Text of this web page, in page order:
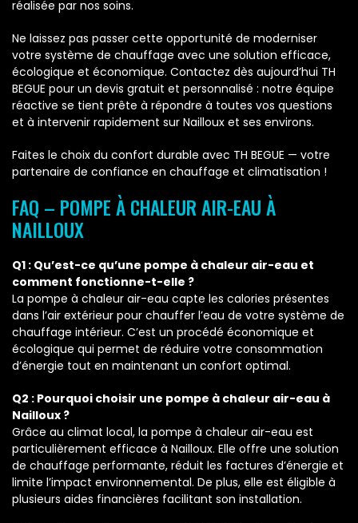
réalisée par nos soins.
Ne laissez pas passer cette opportunité de moderniser
votre système de chauffage avec une solution efficace,
écologique et économique. Contactez dès aujourd’hui TH
BEGUE pour un devis gratuit et personnalisé : notre équipe
réactive se tient prête à répondre à toutes vos questions
et à intervenir rapidement sur Nailloux et ses environs.
Faites le choix du confort durable avec TH BEGUE — votre
partenaire de confiance en chauffage et climatisation !
FAQ – POMPE À CHALEUR AIR-EAU À
NAILLOUX
Q1 : Qu’est-ce qu’une pompe à chaleur air-eau et
comment fonctionne-t-elle ?
La pompe à chaleur air-eau capte les calories présentes
dans l’air extérieur pour chauffer l’eau de votre système de
chauffage intérieur. C’est un procédé économique et
écologique qui permet de réduire votre consommation
d’énergie tout en maintenant un confort optimal.
Q2 : Pourquoi choisir une pompe à chaleur air-eau à
Nailloux ?
Grâce au climat local, la pompe à chaleur air-eau est
particulièrement efficace à Nailloux. Elle offre une solution
de chauffage performante, réduit les factures d’énergie et
limite l’impact environnemental. De plus, elle est éligible à
plusieurs aides financières facilitant son installation.